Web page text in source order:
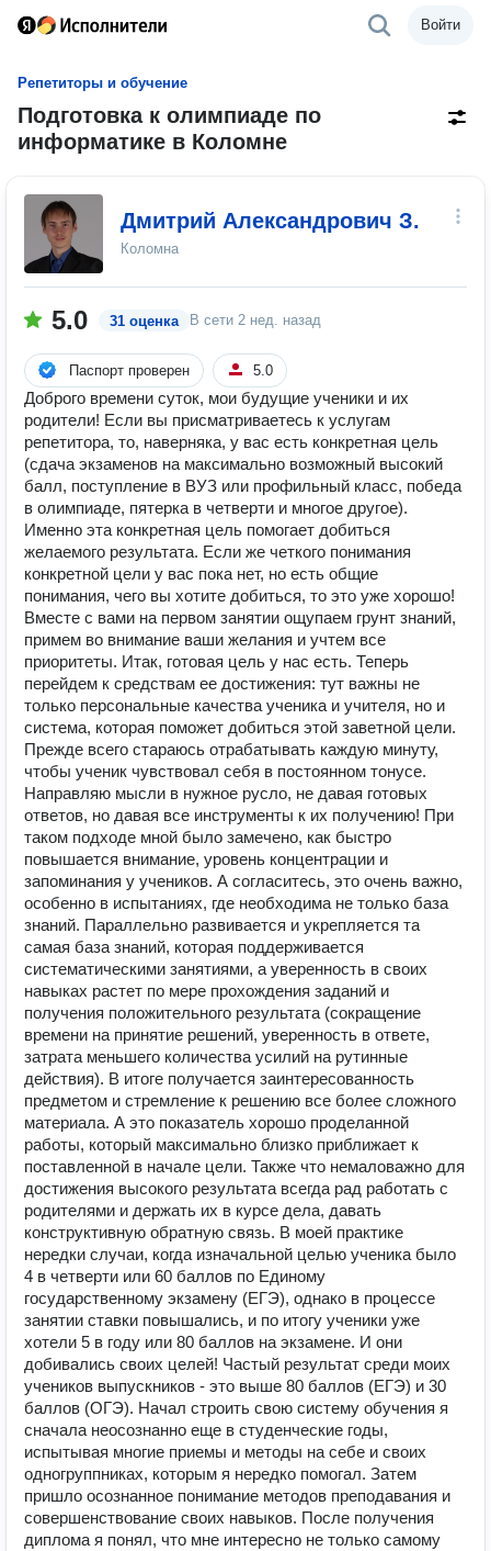
Войти
Репетиторы и обучение
Подготовка к олимпиаде по
информатике в Коломне
Дмитрий Александрович З.
Коломна
5.0 31 оценка В сети 2 нед. назад
Паспорт проверен 5.0
Доброго времени суток, мои будущие ученики и их
родители! Если вы присматриваетесь к услугам
репетитора, то, наверняка, у вас есть конкретная цель
(сдача экзаменов на максимально возможный высокий
балл, поступление в ВУЗ или профильный класс, победа
в олимпиаде, пятерка в четверти и многое другое).
Именно эта конкретная цель помогает добиться
желаемого результата. Если же четкого понимания
конкретной цели у вас пока нет, но есть общие
понимания, чего вы хотите добиться, то это уже хорошо!
Вместе с вами на первом занятии ощупаем грунт знаний,
примем во внимание ваши желания и учтем все
приоритеты. Итак, готовая цель у нас есть. Теперь
перейдем к средствам ее достижения: тут важны не
только персональные качества ученика и учителя, но и
система, которая поможет добиться этой заветной цели.
Прежде всего стараюсь отрабатывать каждую минуту,
чтобы ученик чувствовал себя в постоянном тонусе.
Направляю мысли в нужное русло, не давая готовых
ответов, но давая все инструменты к их получению! При
таком подходе мной было замечено, как быстро
повышается внимание, уровень концентрации и
запоминания у учеников. А согласитесь, это очень важно,
особенно в испытаниях, где необходима не только база
знаний. Параллельно развивается и укрепляется та
самая база знаний, которая поддерживается
систематическими занятиями, а уверенность в своих
навыках растет по мере прохождения заданий и
получения положительного результата (сокращение
времени на принятие решений, уверенность в ответе,
затрата меньшего количества усилий на рутинные
действия). В итоге получается заинтересованность
предметом и стремление к решению все более сложного
материала. А это показатель хорошо проделанной
работы, который максимально близко приближает к
поставленной в начале цели. Также что немаловажно для
достижения высокого результата всегда рад работать с
родителями и держать их в курсе дела, давать
конструктивную обратную связь. В моей практике
нередки случаи, когда изначальной целью ученика было
4 в четверти или 60 баллов по Единому
государственному экзамену (ЕГЭ), однако в процессе
занятии ставки повышались, и по итогу ученики уже
хотели 5 в году или 80 баллов на экзамене. И они
добивались своих целей! Частый результат среди моих
учеников выпускников - это выше 80 баллов (ЕГЭ) и 30
баллов (ОГЭ). Начал строить свою систему обучения я
сначала неосознанно еще в студенческие годы,
испытывая многие приемы и методы на себе и своих
одногруппниках, которым я нередко помогал. Затем
пришло осознанное понимание методов преподавания и
совершенствование своих навыков. После получения
диплома я понял, что мне интересно не только самому